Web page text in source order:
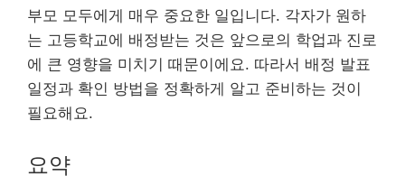
부모 모두에게 매우 중요한 일입니다. 각자가 원하
는 고등학교에 배정받는 것은 앞으로의 학업과 진로
에 큰 영향을 미치기 때문이에요. 따라서 배정 발표
일정과 확인 방법을 정확하게 알고 준비하는 것이
필요해요.
요약